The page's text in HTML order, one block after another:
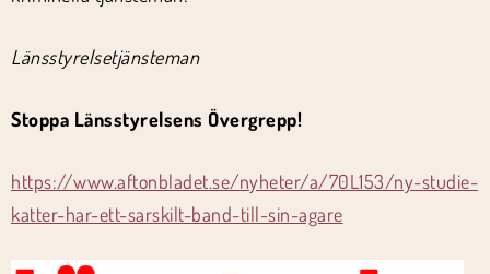
Länsstyrelsetjänsteman
Stoppa Länsstyrelsens Övergrepp!
https://www.aftonbladet.se/nyheter/a/70L153/ny-studie-
katter-har-ett-sarskilt-band-till-sin-agare